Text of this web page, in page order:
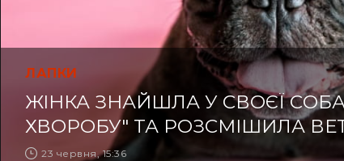
ЛАПКИ
ЖІНКА ЗНАЙШЛА У СВОЄЇ
ХВОРОБУ" ТА РОЗСМІШИЛА
23 червня, 15:36